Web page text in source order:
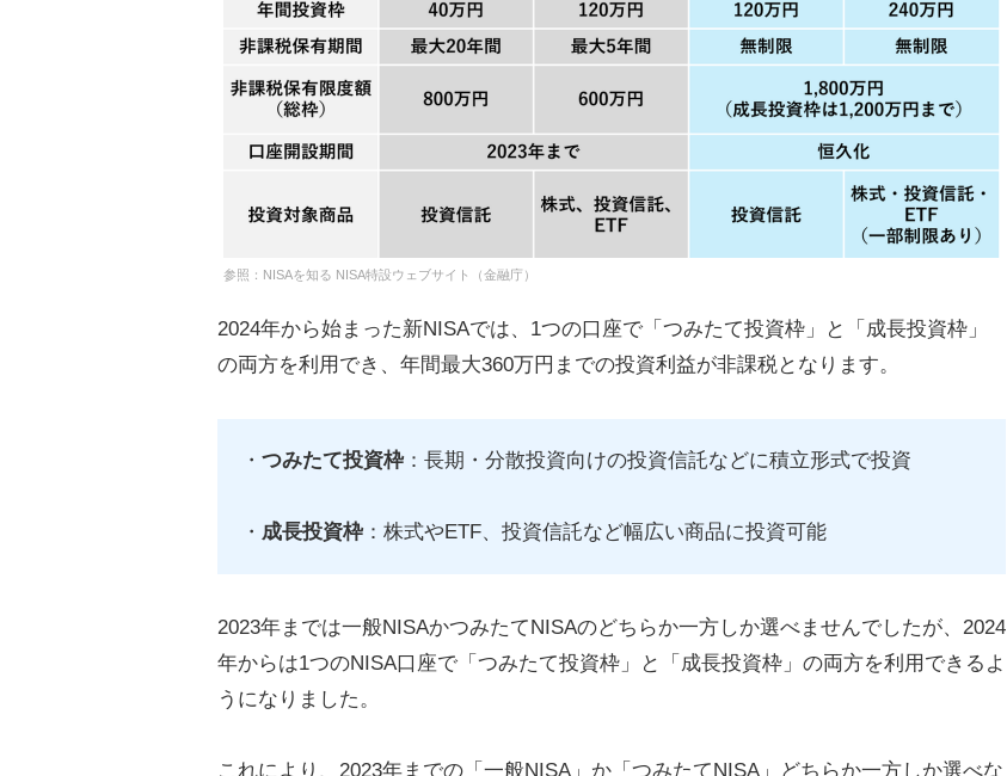
参照：NISAを知る NISA特設ウェブサイト（金融庁）
2024年から始まった新NISAでは、1つの口座で「つみたて投資枠」と「成長投資枠」
の両方を利用でき、年間最大360万円までの投資利益が非課税となります。
・ つみたて投資枠：長期・分散投資向けの投資信託などに積立形式で投資
・ 成長投資枠：株式やETF、投資信託など幅広い商品に投資可能
2023年までは一般NISAかつみたてNISAのどちらか一方しか選べませんでしたが、2024
年からは1つのNISA口座で「つみたて投資枠」と「成長投資枠」の両方を利用できるよ
うになりました。
これにより、2023年までの「一般NISA」か「つみたてNISA」どちらか一方しか選べな